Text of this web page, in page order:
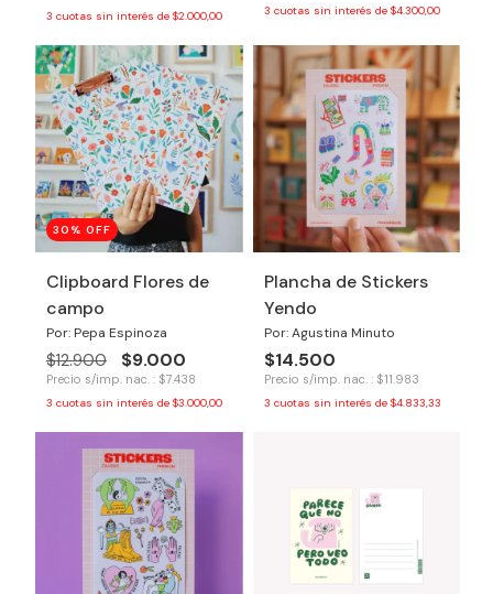
3 cuotas sin interés de $2.000,00 3 cuotas sin interés de $4.300,00
30 % OFF
Clipboard Flores de
campo
Por: Pepa Espinoza
$12.900 $9.000
Precio s/imp. nac. : $7.438
3 cuotas sin interés de $3.000,00
Plancha de Stickers
Yendo
Por: Agustina Minuto
$14.500
Precio s/imp. nac. : $11.983
3 cuotas sin interés de $4.833,33